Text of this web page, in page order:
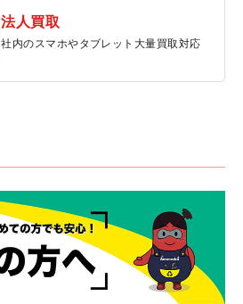
法人買取
社内のスマホやタブレット大量買取対応